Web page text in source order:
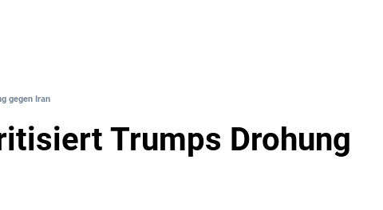
gegen Iran
Trumps Drohung